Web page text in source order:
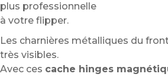
plus professionnelle
à votre flipper.
Les charnières métalliques du
très visibles.
Avec ces cache hinges